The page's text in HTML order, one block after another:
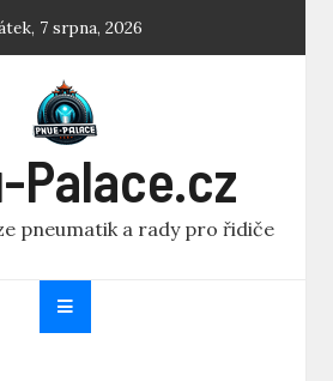
7 srpna, 2026
Palace.cz
pneumatik a rady pro řidiče